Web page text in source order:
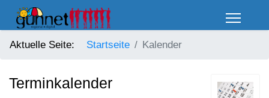
Aktuelle Seite: Startseite Kalender
Terminkalender